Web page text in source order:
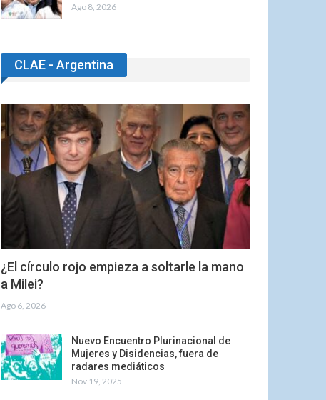
Ago 8, 2026
CLAE - Argentina
¿El círculo rojo empieza a soltarle la mano
a Milei?
Ago 6, 2026
Nuevo Encuentro Plurinacional de
Mujeres y Disidencias, fuera de
radares mediáticos
Nov 19, 2025